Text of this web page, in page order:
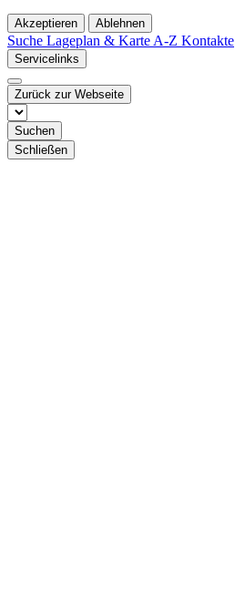
Akzeptieren Ablehnen
Suche Lageplan & Karte A-Z Kontakte
Servicelinks
Zurück zur Webseite
Suchen
Schließen